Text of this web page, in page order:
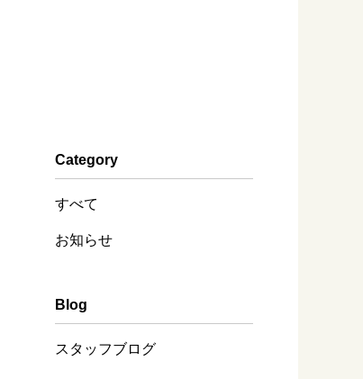
Category
すべて
お知らせ
Blog
スタッフブログ